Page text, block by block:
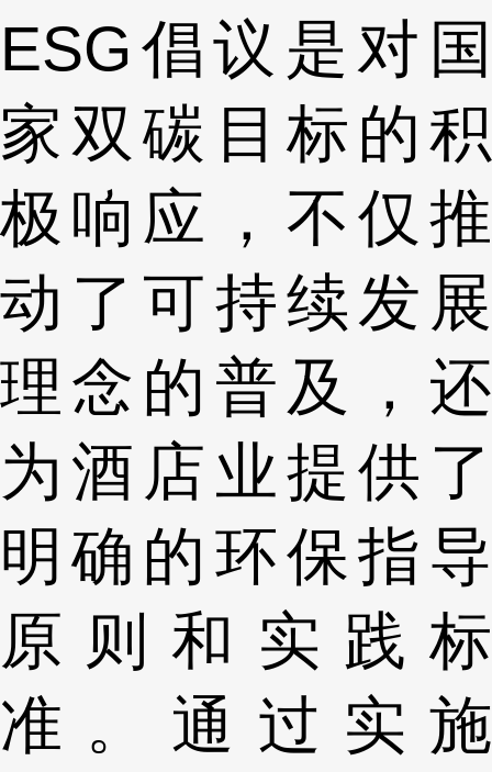
ESG倡议是对国
家双碳目标的积
极响应，不仅推
动了可持续发展
理念的普及，还
为酒店业提供了
明确的环保指导
原则和实践标
准。通过实施